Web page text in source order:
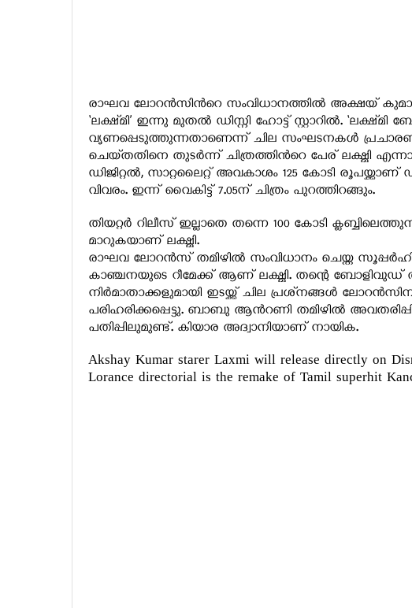
രാഘവ ലോറന്‍സിന്‍റെ സംവിധാനത്തില്‍ അക്ഷയ്
‘ലക്ഷ്‍മി’ ഇന്നു മുതല്‍ ഡിസ്നി ഹോട്ട് സ്റ്റാറില്‍.
വൃണപ്പെടുത്തുന്നതാണെന്ന് ചില സംഘടനകള്‍
ചെയ്‍തതിനെ തുടര്‍ന്ന് ചിത്രത്തിന്‍റെ പേര് ലക്ഷ്മി
ഡിജിറ്റല്‍, സാറ്റലൈറ്റ് അവകാശം 125 കോടി
വിവരം. ഇന്ന് വൈകിട്ട് 7.05ന് ചിത്രം പുറത്തിറങ്ങും.
തിയറ്റര്‍ റിലീസ് ഇല്ലാതെ തന്നെ 100 കോടി
മാറുകയാണ് ലക്ഷ്മി.‍
രാഘവ ലോറന്‍സ് തമിഴില്‍ സംവിധാനം ചെയ്ത
കാഞ്ചനയുടെ റീമേക്ക് ആണ് ലക്ഷ്മി. തന്റെ ബോളിവുഡ്
നിര്‍മാതാക്കളുമായി ഇടയ്ക്ക് ചില പ്രശ്‌നങ്ങള്‍ ലോറന്‍സിന്
പരിഹരിക്കപ്പെട്ടു. ബാബു ആന്‍റണി തമിഴില്‍
പതിപ്പിലുമുണ്ട്. കിയാര അദ്വാനിയാണ് നായിക.
Akshay Kumar starer Laxmi will release directly on
Lorance directorial is the remake of Tamil superhit